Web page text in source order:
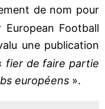
de nom pour
European Football
une publication
fier de faire partie
européens ».